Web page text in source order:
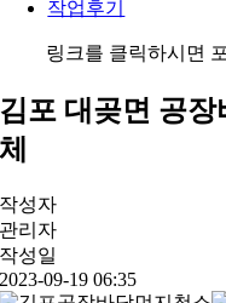
작업후기
링크를 클릭하시면
김포 대곶면 공장
체
작성자
관리자
작성일
2023-09-19 06:35